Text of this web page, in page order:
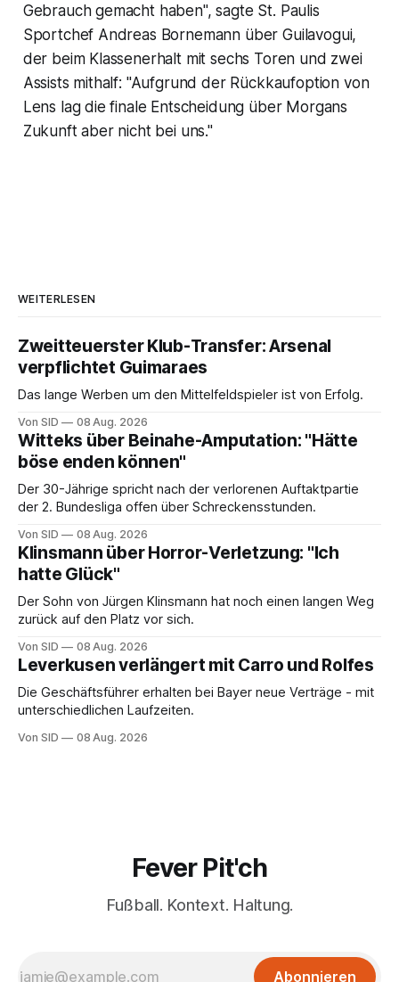
Gebrauch gemacht haben", sagte St. Paulis
Sportchef Andreas Bornemann über Guilavogui,
der beim Klassenerhalt mit sechs Toren und zwei
Assists mithalf: "Aufgrund der Rückkaufoption von
Lens lag die finale Entscheidung über Morgans
Zukunft aber nicht bei uns."
WEITERLESEN
Zweitteuerster Klub-Transfer: Arsenal
verpflichtet Guimaraes
Das lange Werben um den Mittelfeldspieler ist von Erfolg.
Von SID 08 Aug. 2026
Witteks über Beinahe-Amputation: "Hätte
böse enden können"
Der 30-Jährige spricht nach der verlorenen Auftaktpartie
der 2. Bundesliga offen über Schreckensstunden.
Von SID 08 Aug. 2026
Klinsmann über Horror-Verletzung: "Ich
hatte Glück"
Der Sohn von Jürgen Klinsmann hat noch einen langen Weg
zurück auf den Platz vor sich.
Von SID 08 Aug. 2026
Leverkusen verlängert mit Carro und Rolfes
Die Geschäftsführer erhalten bei Bayer neue Verträge - mit
unterschiedlichen Laufzeiten.
Von SID 08 Aug. 2026
Fever Pit'ch
Fußball. Kontext. Haltung.
Abonnieren